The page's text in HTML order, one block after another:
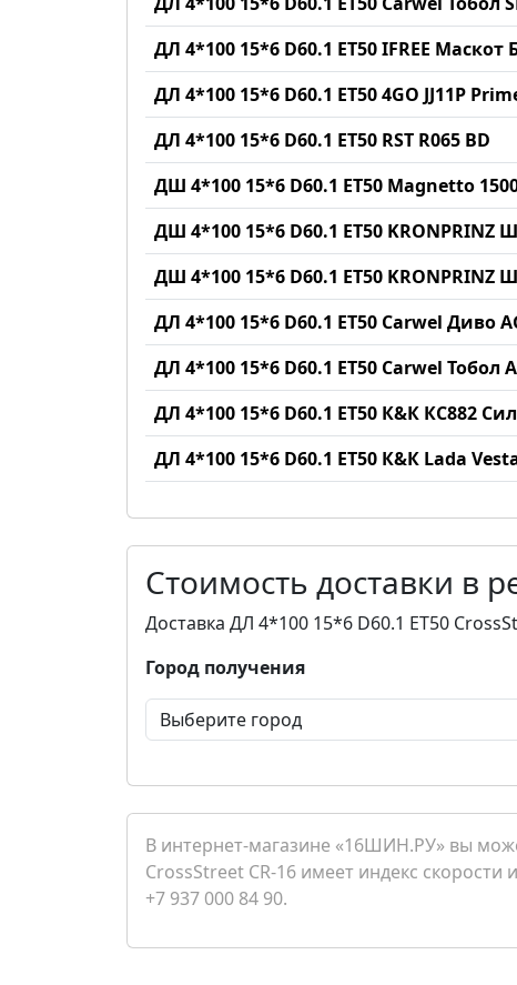
ДЛ 4*100 15*6 D60.1 ET50 IFREE Маскот
ДЛ 4*100 15*6 D60.1 ET50 4GO JJ11P
ДЛ 4*100 15*6 D60.1 ET50 RST R065 BD
ДШ 4*100 15*6 D60.1 ET50 Magnetto
ДШ 4*100 15*6 D60.1 ET50
ДШ 4*100 15*6 D60.1 ET50 KRONPRINZ
ДЛ 4*100 15*6 D60.1 ET50 Carwel Диво
ДЛ 4*100 15*6 D60.1 ET50 Carwel Тобол
ДЛ 4*100 15*6 D60.1 ET50 К&К КС882
ДЛ 4*100 15*6 D60.1 ET50 К&К Lada
Стоимость доставки в
Доставка ДЛ 4*100 15*6 D60.1 ET50
Город получения
В интернет-магазине «16ШИН.РУ» вы
CrossStreet CR-16 имеет индекс
+7 937 000 84 90.